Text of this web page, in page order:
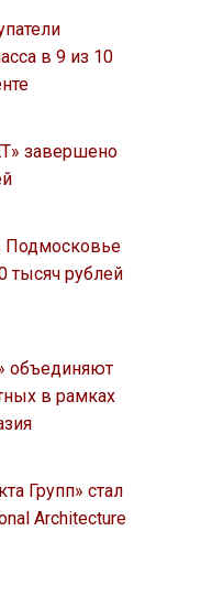
в 9 из 10
завершено
Подмосковье
тысяч рублей
объединяют
в рамках
Групп» стал
Architecture